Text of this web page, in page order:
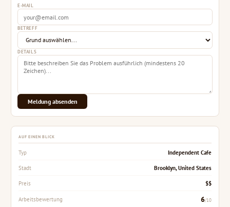
E-MAIL
BETREFF
DETAILS
Meldung absenden
AUF EINEN BLICK
Typ Independent Cafe
Stadt Brooklyn, United States
Preis $$
Arbeitsbewertung 6/10